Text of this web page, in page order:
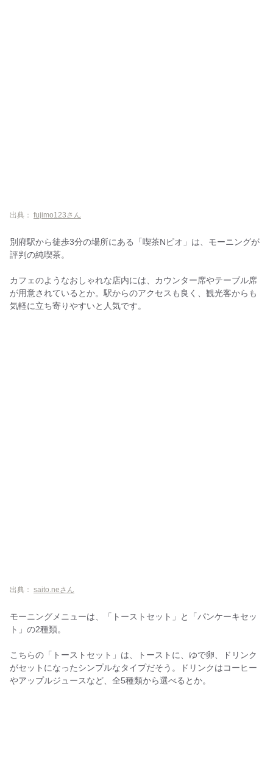
出典： fujimo123さん
別府駅から徒歩3分の場所にある「喫茶Nピオ」は、モーニングが
評判の純喫茶。
カフェのようなおしゃれな店内には、カウンター席やテーブル席
が用意されているとか。駅からのアクセスも良く、観光客からも
気軽に立ち寄りやすいと人気です。
出典： saito.neさん
モーニングメニューは、「トーストセット」と「パンケーキセッ
ト」の2種類。
こちらの「トーストセット」は、トーストに、ゆで卵、ドリンク
がセットになったシンプルなタイプだそう。ドリンクはコーヒー
やアップルジュースなど、全5種類から選べるとか。